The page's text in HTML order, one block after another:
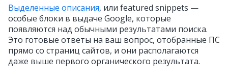
Выделенные описания, или featured snippets —
особые блоки в выдаче Google, которые
появляются над обычными результатами поиска.
Это готовые ответы на ваш вопрос, отобранные ПС
прямо со страниц сайтов, и они располагаются
даже выше первого органического результата.